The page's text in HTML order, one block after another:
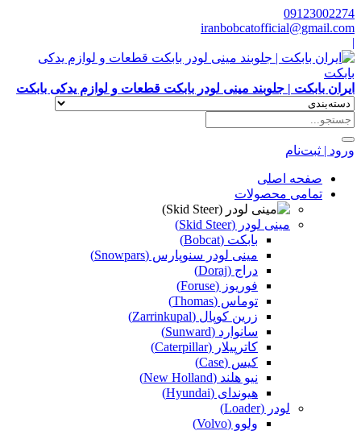
09123002274
iranbobcatofficial@gmail.com
|
ایران بابکت | جلوبند مینی لودر بابکت قطعات و لوازم یدکی بابکت
ورود | ثبت‌نام
صفحه اصلی
تمامی محصولات
مینی لودر (Skid Steer)
بابکت (Bobcat)
مینی لودر سنوپارس (Snowpars)
دراج (Doraj)
فوریوز (Foruse)
توماس (Thomas)
زرین کوپال (Zarrinkupal)
سانوارد (Sunward)
کاترپیلار (Caterpillar)
کیس (Case)
نیو هلند (New Holland)
هیوندای (Hyundai)
لودر (Loader)
ولوو (Volvo)